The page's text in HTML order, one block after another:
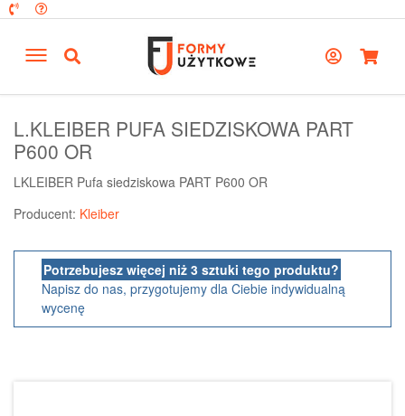
L.KLEIBER PUFA SIEDZISKOWA PART
P600 OR
LKLEIBER Pufa siedziskowa PART P600 OR
Producent: Kleiber
Potrzebujesz więcej niż 3 sztuki tego produktu?
Napisz do nas, przygotujemy dla Ciebie indywidualną
wycenę